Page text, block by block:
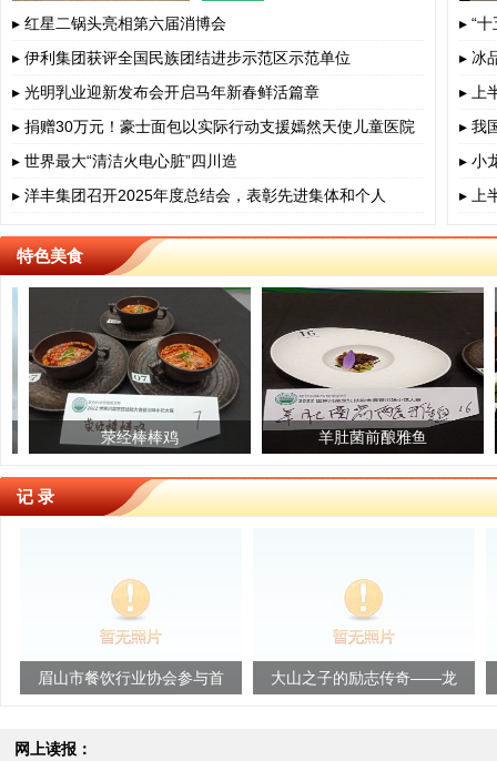
▸ 红星二锅头亮相第六届消博会
▸ 伊利集团获评全国民族团结进步示范区示范单位
▸ 光明乳业迎新发布会开启马年新春鲜活篇章
▸ 捐赠30万元！豪士面包以实际行动支援嫣然天使儿童医院
▸ 世界最大“清洁火电心脏”四川造
▸ 洋丰集团召开2025年度总结会，表彰先进集体和个人
▸ “
▸ 冰
▸ 上
▸ 我
▸ 小
▸ 上
特色美食
羊肚菌前酿雅鱼
红富士苹果 雅安金花梨
记 录
协会参与首
满...
大山之子的励志传奇——龙
深耕“甜女”品牌 绽
网上读报：